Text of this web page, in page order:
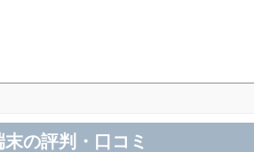
の評判・口コミ